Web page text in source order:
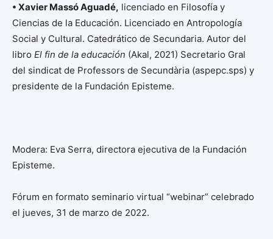
• Xavier Massó Aguadé, licenciado en Filosofía y
Ciencias de la Educación. Licenciado en Antropología
Social y Cultural. Catedrático de Secundaria. Autor del
libro El fin de la educación (Akal, 2021) Secretario Gral
del sindicat de Professors de Secundària (aspepc.sps) y
presidente de la Fundación Episteme.
Modera: Eva Serra, directora ejecutiva de la Fundación
Episteme.
Fórum en formato seminario virtual “webinar” celebrado
el jueves, 31 de marzo de 2022.